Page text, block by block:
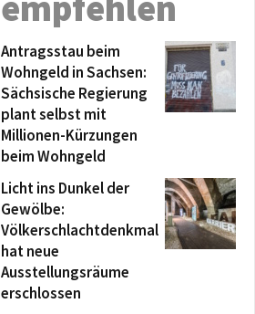
Antragsstau beim
Wohngeld in Sachsen:
Sächsische Regierung
plant selbst mit
Millionen-Kürzungen
beim Wohngeld
Licht ins Dunkel der
Gewölbe:
Völkerschlachtdenkmal
hat neue
Ausstellungsräume
erschlossen